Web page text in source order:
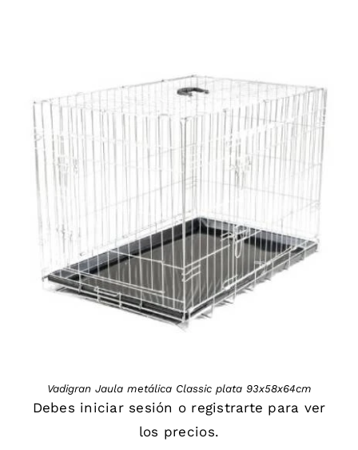
Vadigran Jaula metálica Classic plata 93x58x64cm
Debes iniciar sesión o registrarte para ver
los precios.